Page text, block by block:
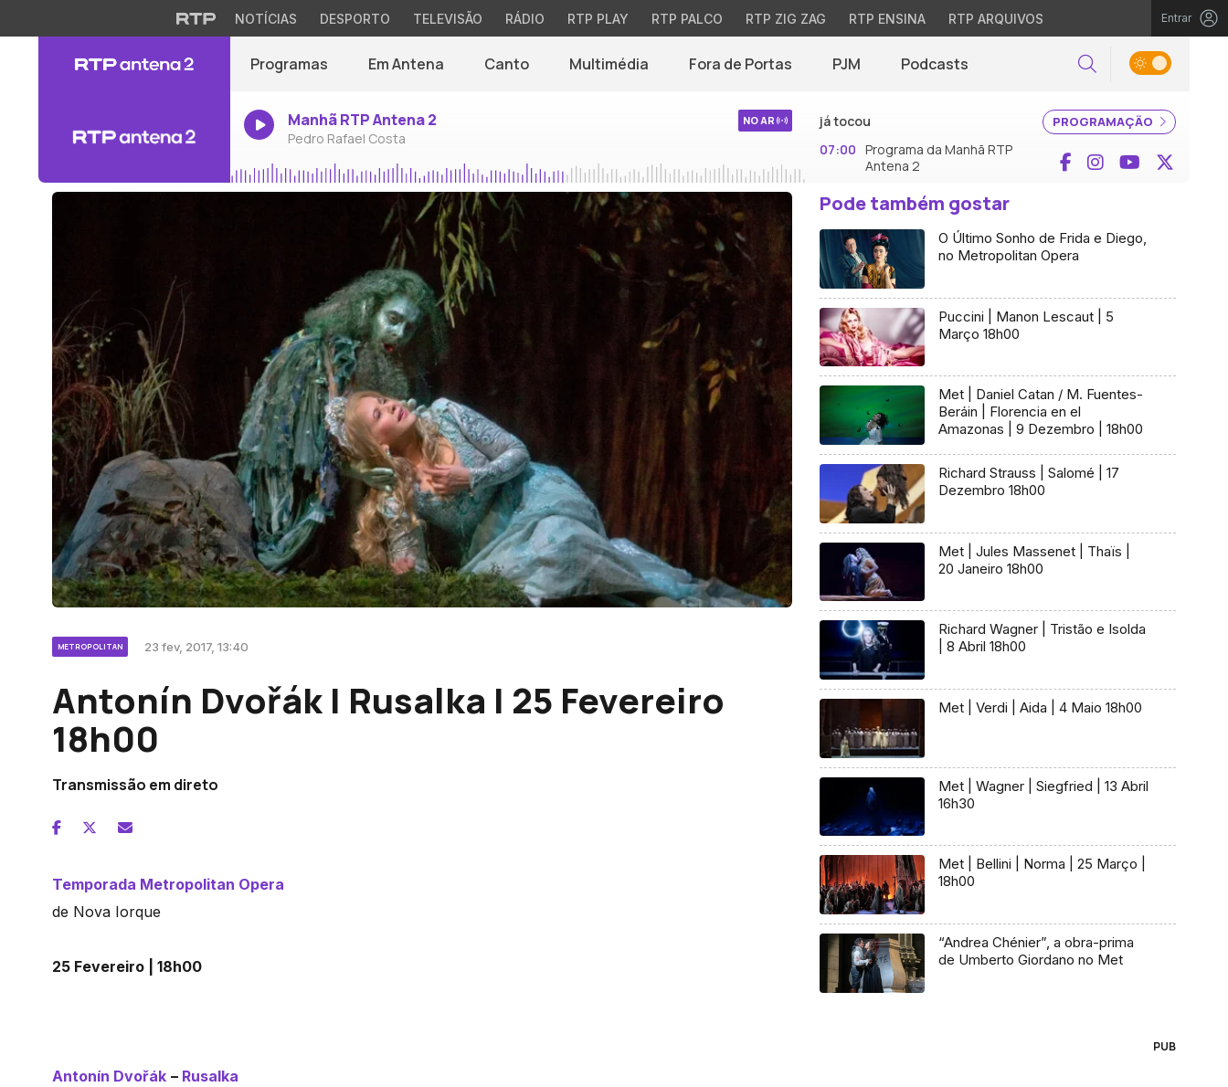
NOTÍCIAS DESPORTO TELEVISÃO RÁDIO RTP PLAY RTP PALCO RTP ZIG ZAG RTP ENSINA RTP ARQUIVOS Entrar
Programas Em Antena Canto Multimédia Fora de Portas PJM Podcasts Pesquisar
Manhã RTP Antena 2
Pedro Rafael Costa
NO AR PROGRAMAÇÃO
já tocou
07:00 Programa da Manhã RTP
Antena 2
Facebook
InstagramYouTube
METROPOLITAN 23 fev, 2017, 13:40
Antonín Dvořák | Rusalka | 25 Fevereiro
18h00
Transmissão em direto
Temporada Metropolitan Opera
de Nova Iorque
25 Fevereiro | 18h00
Antonín Dvořák – Rusalka
Pode também gostar
O Último Sonho de Frida e Diego,
no Metropolitan Opera
Puccini | Manon Lescaut | 5
Março 18h00
Met | Daniel Catan / M. Fuentes-
Beráin | Florencia en el
Amazonas | 9 Dezembro | 18h00
Richard Strauss | Salomé | 17
Dezembro 18h00
Met | Jules Massenet | Thaïs |
20 Janeiro 18h00
Richard Wagner | Tristão e Isolda
| 8 Abril 18h00
Met | Verdi | Aida | 4 Maio 18h00
Met | Wagner | Siegfried | 13 Abril
16h30
Met | Bellini | Norma | 25 Março |
18h00
“Andrea Chénier”, a obra-prima
de Umberto Giordano no Met
PUB